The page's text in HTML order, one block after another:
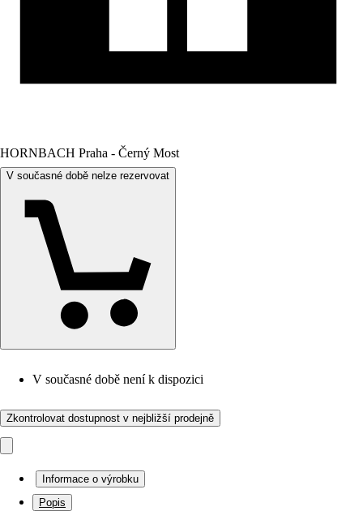
HORNBACH Praha - Černý Most
V současné době nelze rezervovat
V současné době není k dispozici
Zkontrolovat dostupnost v nejbližší prodejně
Informace o výrobku
Popis